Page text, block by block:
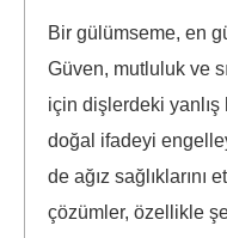
Bir gülümseme, en
Güven, mutluluk ve
için dişlerdeki
doğal ifadeyi
de ağız sağlıklarını
çözümler, özellikle